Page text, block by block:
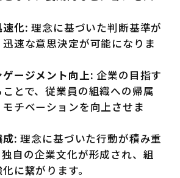
速化: 理念に基づいた判断基準が
速な意思決定が可能になりま
ージメント向上: 企業の目指す
とで、従業員の組織への帰属
チベーションを向上させま
: 理念に基づいた行動が積み重
自の企業文化が形成され、組
に繋がります。